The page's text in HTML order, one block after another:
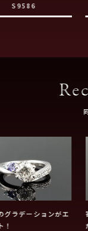
S9586
グラデーションがエ
！